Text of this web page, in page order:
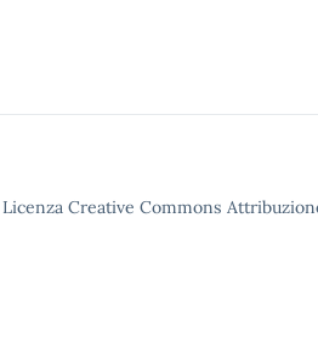
Creative Commons